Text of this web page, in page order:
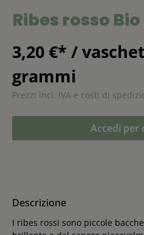
Ribes rosso Bio
3,20 €* /
grammi
Prezzi incl. IVA e costi di
Accedi per
Descrizione
I ribes rossi sono piccole